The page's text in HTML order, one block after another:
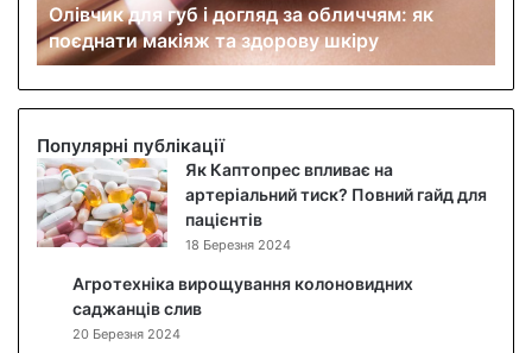
я
г
у
б
і
д
о
г
л
Олівчик для губ і догляд за обличчям: як
поєднати макіяж та здорову шкіру
Популярні публікації
Як Каптопрес впливає на
артеріальний тиск? Повний гайд для
пацієнтів
18 Березня 2024
Агротехніка вирощування колоновидних
саджанців слив
20 Березня 2024